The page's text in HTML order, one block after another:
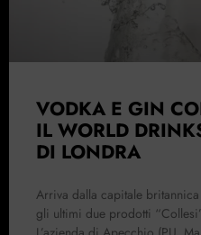
VODKA E GIN
IL WORLD
DI LONDRA
Arriva dalla capitale
gli ultimi due prodotti